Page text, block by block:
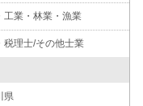
工業・林業・漁業
税理士/その他士業
県